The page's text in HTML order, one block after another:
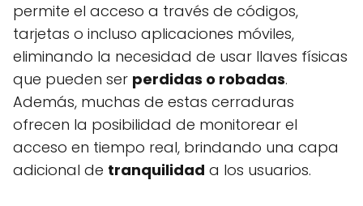
permite el acceso a través de códigos,
tarjetas o incluso aplicaciones móviles,
eliminando la necesidad de usar llaves físicas
que pueden ser perdidas o robadas.
Además, muchas de estas cerraduras
ofrecen la posibilidad de monitorear el
acceso en tiempo real, brindando una capa
adicional de tranquilidad a los usuarios.